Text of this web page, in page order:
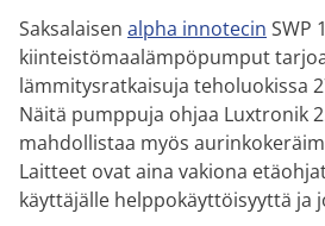
Saksalaisen alpha innotecin SWP
kiinteistömaalämpöpumput
lämmitysratkaisuja teholuokissa
Näitä pumppuja ohjaa Luxtronik
mahdollistaa myös
Laitteet ovat aina vakiona
käyttäjälle helppokäyttöisyyttä ja